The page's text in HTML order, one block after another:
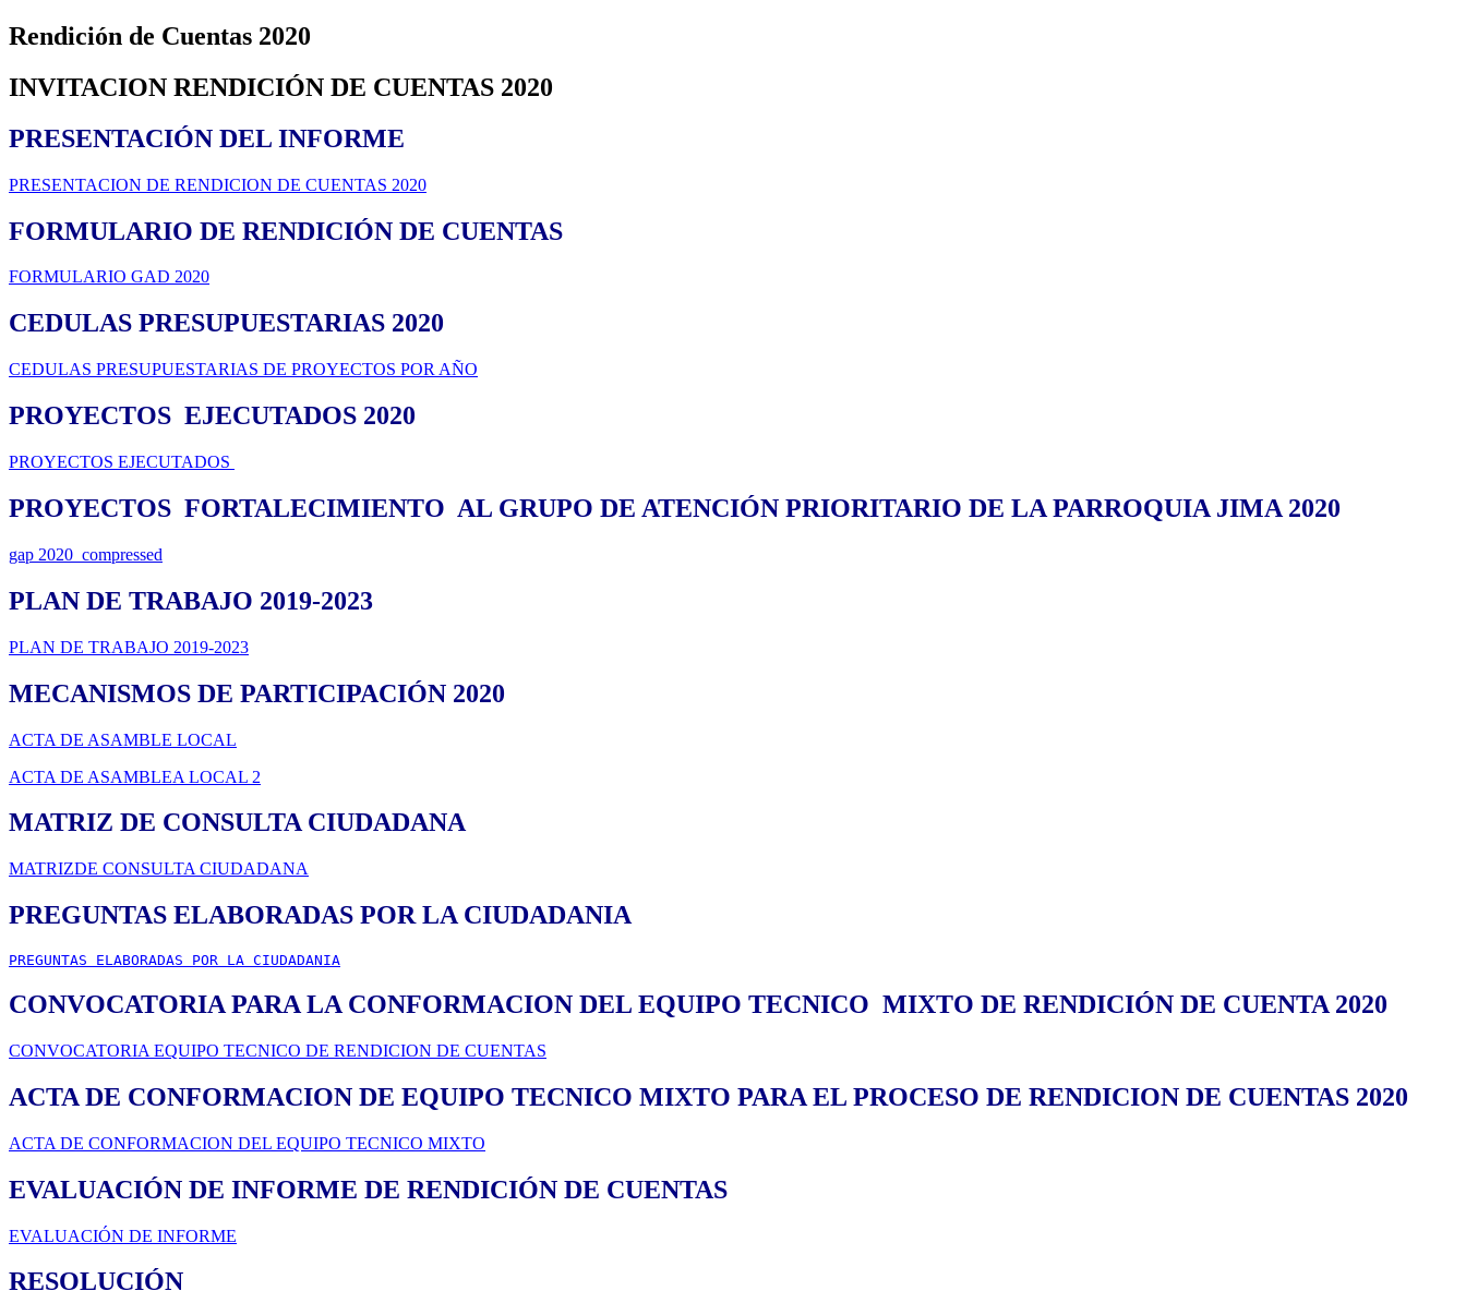
Rendición de Cuentas 2020
INVITACION RENDICIÓN DE CUENTAS 2020
PRESENTACIÓN DEL INFORME
PRESENTACION DE RENDICION DE CUENTAS 2020
FORMULARIO DE RENDICIÓN DE CUENTAS
FORMULARIO GAD 2020
CEDULAS PRESUPUESTARIAS 2020
CEDULAS PRESUPUESTARIAS DE PROYECTOS POR AÑO
PROYECTOS EJECUTADOS 2020
PROYECTOS EJECUTADOS
PROYECTOS FORTALECIMIENTO AL GRUPO DE ATENCIÓN PRIORITARIO DE LA PARROQUIA JIMA 2020
gap 2020_compressed
PLAN DE TRABAJO 2019-2023
PLAN DE TRABAJO 2019-2023
MECANISMOS DE PARTICIPACIÓN 2020
ACTA DE ASAMBLE LOCAL
ACTA DE ASAMBLEA LOCAL 2
MATRIZ DE CONSULTA CIUDADANA
MATRIZDE CONSULTA CIUDADANA
PREGUNTAS ELABORADAS POR LA CIUDADANIA
PREGUNTAS ELABORADAS POR LA CIUDADANIA
CONVOCATORIA PARA LA CONFORMACION DEL EQUIPO TECNICO MIXTO DE RENDICIÓN DE CUENTA 2020
CONVOCATORIA EQUIPO TECNICO DE RENDICION DE CUENTAS
ACTA DE CONFORMACION DE EQUIPO TECNICO MIXTO PARA EL PROCESO DE RENDICION DE CUENTAS 2020
ACTA DE CONFORMACION DEL EQUIPO TECNICO MIXTO
EVALUACIÓN DE INFORME DE RENDICIÓN DE CUENTAS
EVALUACIÓN DE INFORME
RESOLUCIÓN